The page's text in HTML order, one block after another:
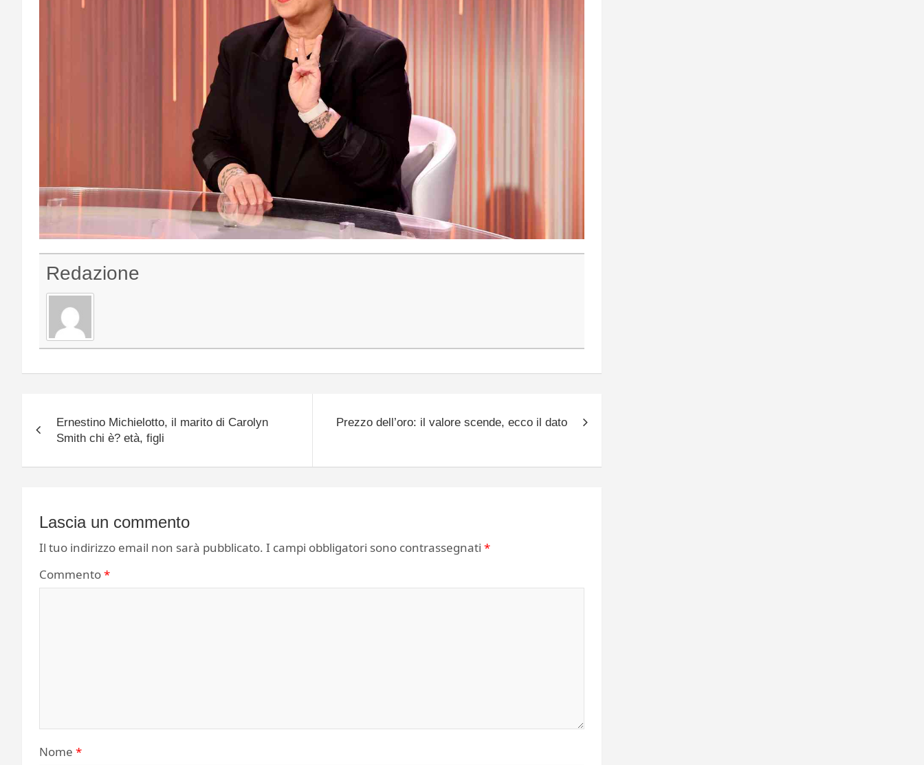
Redazione
articoli
Ernestino Michielotto, il marito di Carolyn
Smith chi è? età, figli
Prezzo dell’oro: il valore scende, ecco il dato
Lascia un commento
Il tuo indirizzo email non sarà pubblicato. I campi obbligatori sono contrassegnati *
Commento*
Nome *